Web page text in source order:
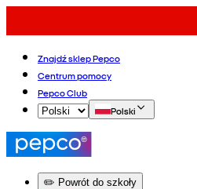
Znajdź sklep Pepco
Centrum pomocy
Pepco Club
Polski
✏️ Powrót do szkoły